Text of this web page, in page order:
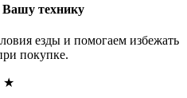
Вашу технику
езды и помогаем избежать
покупке.
★